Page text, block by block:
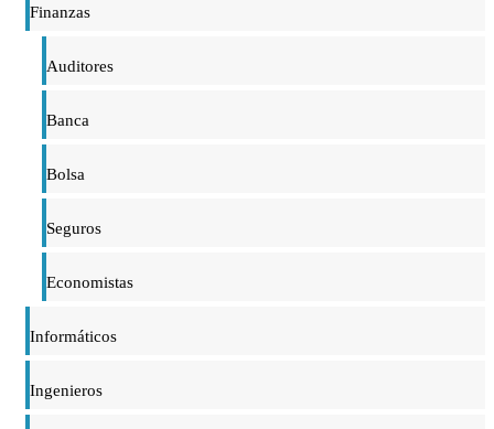
Finanzas
Auditores
Banca
Bolsa
Seguros
Economistas
Informáticos
Ingenieros